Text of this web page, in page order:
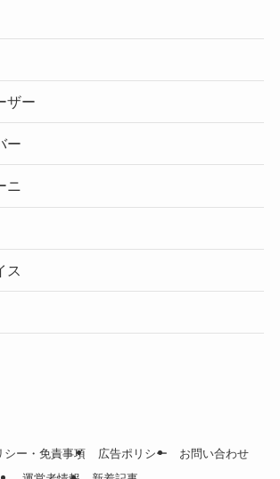
ザー
ー
ニ
ス
シー・免責事項 広告ポリシー
お問い合わせ